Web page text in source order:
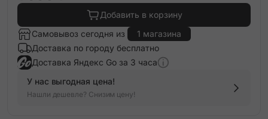
Добавить в корзину
Самовывоз сегодня из
1 магазина
Доставка по городу бесплатно
Доставка Яндекс Go за 3 часа
У нас выгодная цена!
Нашли дешевле? Снизим цену!